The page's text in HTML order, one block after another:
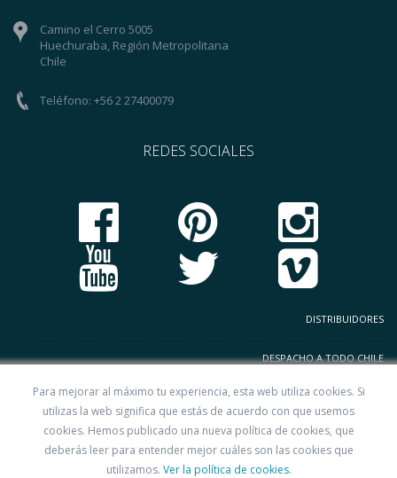
Camino el Cerro 5005
Huechuraba, Región Metropolitana
Chile
Teléfono: +56 2 27400079
REDES SOCIALES
DISTRIBUIDORES
DESPACHO A TODO CHILE
TERMINOS Y CONDICIONES
CODIGO DE BUENAS PRACTICAS
POLITICAS DE PRIVACIDAD
Para mejorar al máximo tu experiencia, esta web utiliza cookies. Si
utilizas la web significa que estás de acuerdo con que usemos
cookies. Hemos publicado una nueva política de cookies, que
deberás leer para entender mejor cuáles son las cookies que
utilizamos. Ver la política de cookies.